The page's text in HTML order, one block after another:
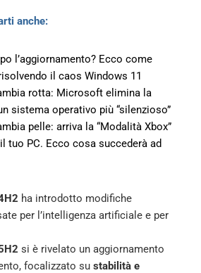
anche:
l’aggiornamento? Ecco come
il caos Windows 11
rotta: Microsoft elimina la
sistema operativo più “silenzioso”
pelle: arriva la “Modalità Xbox”
tuo PC. Ecco cosa succederà ad
ha introdotto modifiche
per l’intelligenza artificiale e per
si è rivelato un aggiornamento
focalizzato su stabilità e